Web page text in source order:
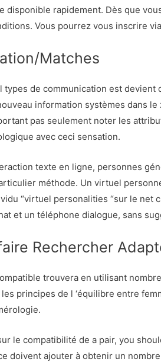
disponible rapidement. Dès que
Vous pourrez vous inscrire
Matches
types de communication est
information systèmes dans
pas seulement noter les
avec ceci sensation.
texte en ligne, personnes
méthode. Un virtuel
“virtuel personalities “sur le net
et un téléphone dialogue, sans
Rechercher
trouvera en utilisant
les principes de l ‘équilibre entre
le compatibilité de a pair, you
doivent ajouter à obtenir un